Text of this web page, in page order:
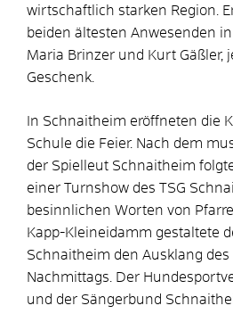
wirtschaftlich starken Region.
beiden ältesten Anwesenden
Maria Brinzer und Kurt Gäßler,
Geschenk.
In Schnaitheim eröffneten die
Schule die Feier. Nach dem
der Spielleut Schnaitheim
einer Turnshow des TSG
besinnlichen Worten von
Kapp-Kleineidamm gestaltete
Schnaitheim den Ausklang des
Nachmittags. Der
und der Sängerbund